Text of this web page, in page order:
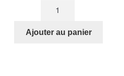
Roue
Ajouter au panier